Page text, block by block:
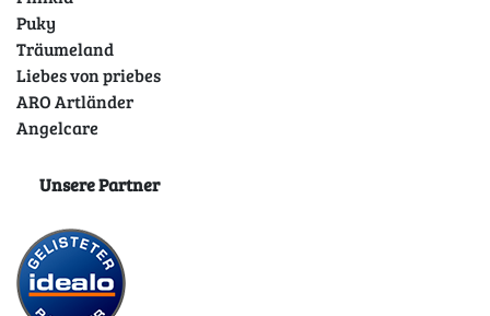
Puky
Träumeland
Liebes von priebes
ARO Artländer
Angelcare
Unsere Partner